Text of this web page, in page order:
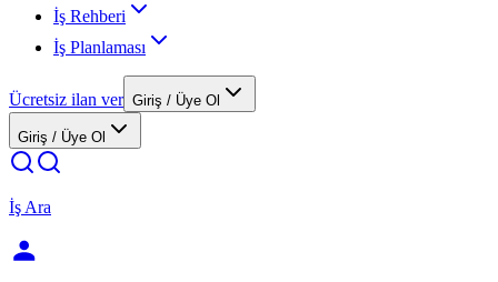
İş Rehberi
İş Planlaması
Ücretsiz ilan ver Giriş / Üye Ol
Giriş / Üye Ol
İş Ara